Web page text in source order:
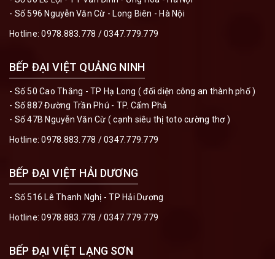
- Số 596 Nguyễn Văn Cừ - Long Biên - Hà Nội
Hotline:0978.883.778 /0347.779.779
BẾP ĐẠI VIỆT QUẢNG NINH
- Số 50 Cao Thắng - TP Hạ Long ( đối diện công an thành phố )
- Số 887 Đường Trần Phú - TP. Cẩm Phả
- Số 47B Nguyễn Văn Cừ ( cạnh siêu thị toto cường thơ )
Hotline:0978.883.778 /0347.779.779
BẾP ĐẠI VIỆT HẢI DƯƠNG
- Số 516 Lê Thanh Nghị - TP Hải Dương
Hotline:0978.883.778 /0347.779.779
BẾP ĐẠI VIỆT LẠNG SƠN